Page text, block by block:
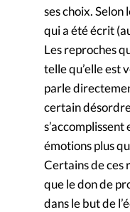
ses choix.
qui a été écrit
Les reproches
telle qu’elle est
parle
certain
s’accomplissent
émotions plus
Certains de ces
que le don de
dans le but de